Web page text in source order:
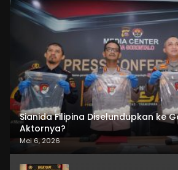
Sianida Filipina Diselundupkan ke
Aktornya?
Mei 6, 2026